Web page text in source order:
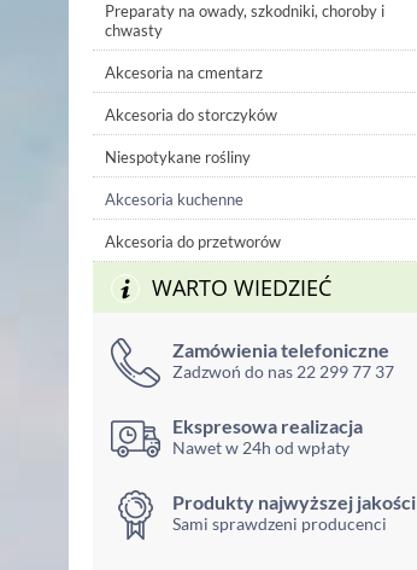
Preparaty na owady, szkodniki, choroby i
chwasty
Akcesoria na cmentarz
Akcesoria do storczyków
Niespotykane rośliny
Akcesoria kuchenne
Akcesoria do przetworów
WARTO WIEDZIEĆ
Zamówienia telefoniczne
Zadzwoń do nas 22 299 77 37
Ekspresowa realizacja
Nawet w 24h od wpłaty
Produkty najwyższej jakości
Sami sprawdzeni producenci